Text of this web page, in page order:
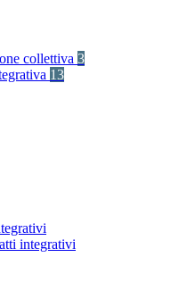
collettiva 3
13
integrativi